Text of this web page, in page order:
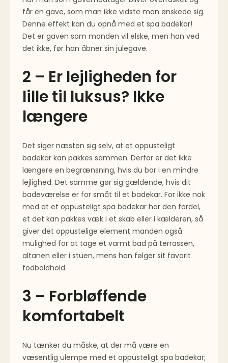
får en gave, som man ikke vidste man ønskede sig.
Denne effekt kan du opnå med et spa badekar!
Det er gaven som manden vil elske, men han ved
det ikke, før han åbner sin julegave.
2 – Er lejligheden for
lille til luksus? Ikke
længere
Det siger næsten sig selv, at et oppusteligt
badekar kan pakkes sammen. Derfor er det ikke
længere en begrænsning, hvis du bor i en mindre
lejlighed. Det samme gør sig gældende, hvis dit
badeværelse er for småt til et badekar. For ikke nok
med at et oppusteligt spa badekar har den fordel,
et det kan pakkes væk i et skab eller i kælderen, så
giver det oppustelige element manden også
mulighed for at tage et varmt bad på terrassen,
altanen eller i stuen, mens han følger sit favorit
fodboldhold.
3 – Forbløffende
komfortabelt
Nu tænker du måske, at der må være en
væsentlig ulempe med et oppusteligt spa badekar;